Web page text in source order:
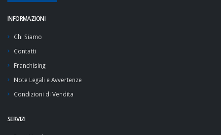
INFORMAZIONI
Chi Siamo
Contatti
Franchising
Note Legali e Avvertenze
Condizioni di Vendita
SERVIZI